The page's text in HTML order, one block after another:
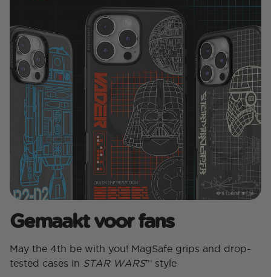
Gemaakt voor fans
May the 4th be with you! MagSafe grips and drop-
tested cases in STAR WARS™ style